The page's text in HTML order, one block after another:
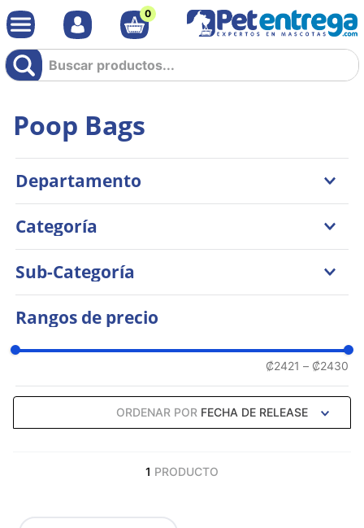
0
Buscar productos...
ORDENAR POR FECHA DE RELEASE
Departamento
Categoría
Sub-Categoría
Rangos de precio
₡2421 – ₡2430
Poop Bags
1 PRODUCTO